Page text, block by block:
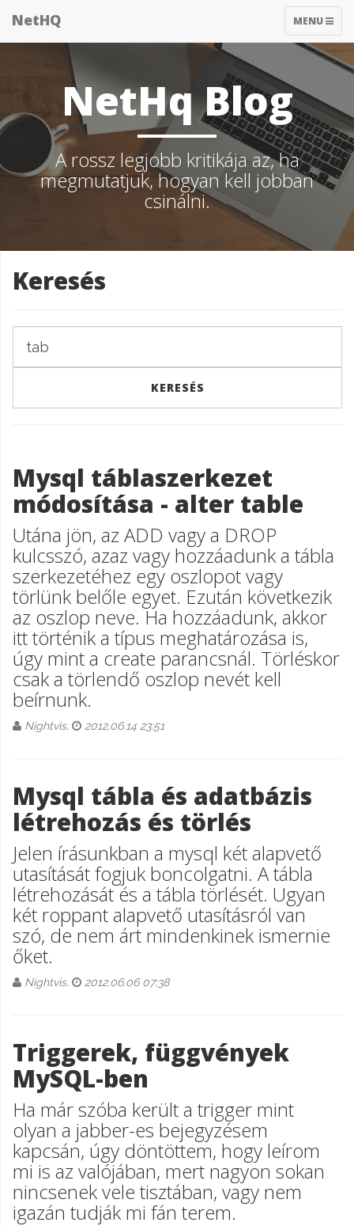
TOGGLE
MENU
NetHQ
NetHq Blog
A rossz legjobb kritikája az, ha
megmutatjuk, hogyan kell jobban
csinálni.
Keresés
Mysql táblaszerkezet
módosítása - alter table
Utána jön, az ADD vagy a DROP
kulcsszó, azaz vagy hozzáadunk a tábla
szerkezetéhez egy oszlopot vagy
törlünk belőle egyet. Ezután következik
az oszlop neve. Ha hozzáadunk, akkor
itt történik a típus meghatározása is,
úgy mint a create parancsnál. Törléskor
csak a törlendő oszlop nevét kell
beírnunk.
Nightvis, 2012.06.14 23:51
Mysql tábla és adatbázis
létrehozás és törlés
Jelen írásunkban a mysql két alapvető
utasítását fogjuk boncolgatni. A tábla
létrehozását és a tábla törlését. Ugyan
két roppant alapvető utasításról van
szó, de nem árt mindenkinek ismernie
őket.
Nightvis, 2012.06.06 07:38
Triggerek, függvények
MySQL-ben
Ha már szóba került a trigger mint
olyan a jabber-es bejegyzésem
kapcsán, úgy döntöttem, hogy leírom
mi is az valójában, mert nagyon sokan
nincsenek vele tisztában, vagy nem
igazán tudják mi fán terem.